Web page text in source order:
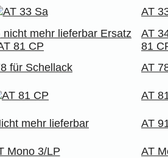
AT
AT
81
AT
AT
AT
AT